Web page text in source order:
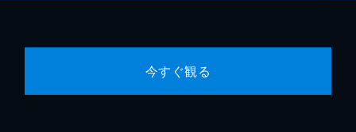
今すぐ観る